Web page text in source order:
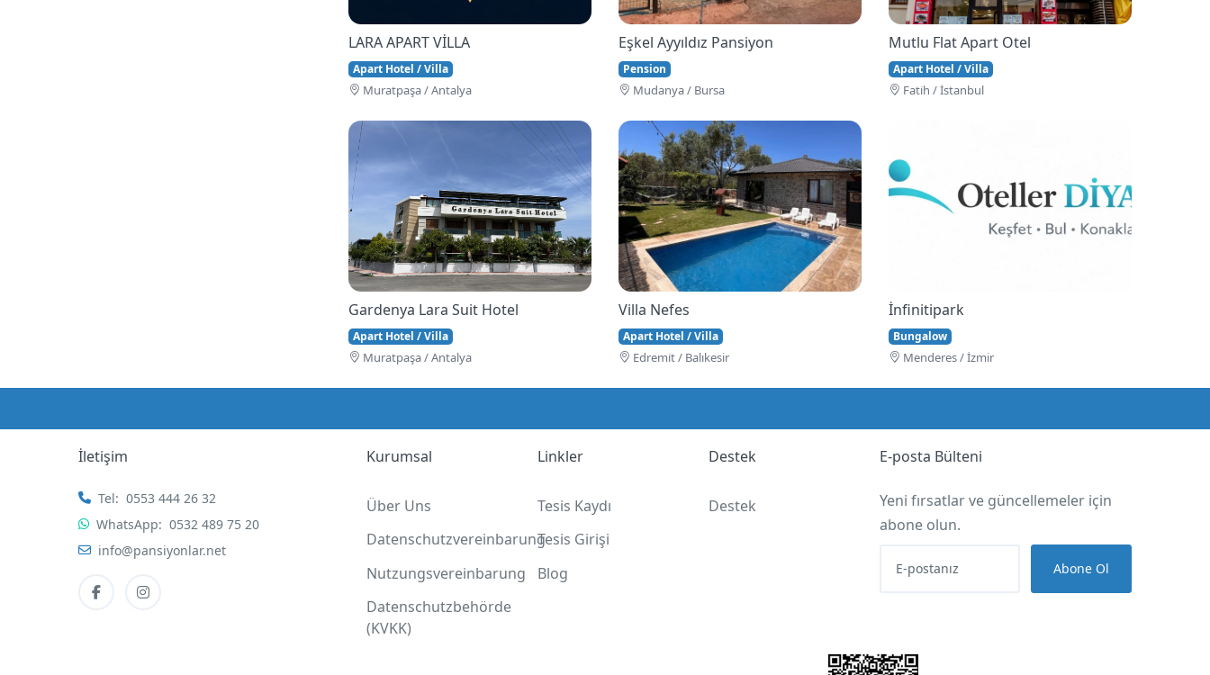
LARA APART VİLLA
Apart Hotel / Villa
Muratpaşa / Antalya
Eşkel Ayyıldız Pansiyon
Pension
Mudanya / Bursa
Mutlu Flat Apart Otel
Apart Hotel / Villa
Fati̇h / İstanbul
Gardenya Lara Suit Hotel
Apart Hotel / Villa
Muratpaşa / Antalya
Villa Nefes
Apart Hotel / Villa
Edremi̇t / Balıkesir
İnfinitipark
Bungalow
Menderes / İzmir
İletişim
Tel: 0553 444 26 32
WhatsApp: 0532 489 75 20
info@pansiyonlar.net
Kurumsal
Über Uns
Datenschutzvereinbarung
Nutzungsvereinbarung
Datenschutzbehörde
(KVKK)
Linkler
Tesis Kaydı
Tesis Girişi
Blog
Destek
Destek
E-posta Bülteni
Yeni fırsatlar ve güncellemeler için
abone olun.
Abone Ol